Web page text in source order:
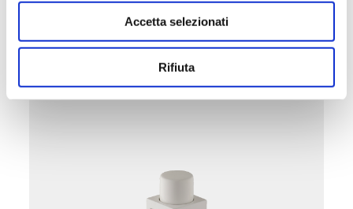
Accetta selezionati
Rifiuta
See the products in this category